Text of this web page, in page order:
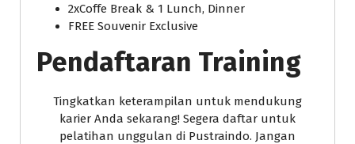
2xCoffe Break & 1 Lunch, Dinner
FREE Souvenir Exclusive
Pendaftaran Training
Tingkatkan keterampilan untuk mendukung
karier Anda sekarang! Segera daftar untuk
pelatihan unggulan di Pustraindo. Jangan